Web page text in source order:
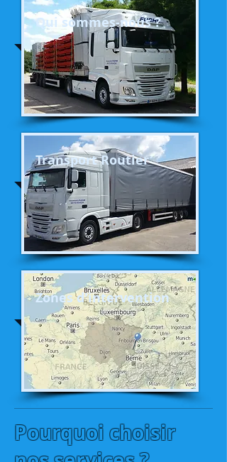
Qui sommes-nous ?
Transport Routier
Zones d'intervention
Pourquoi choisir